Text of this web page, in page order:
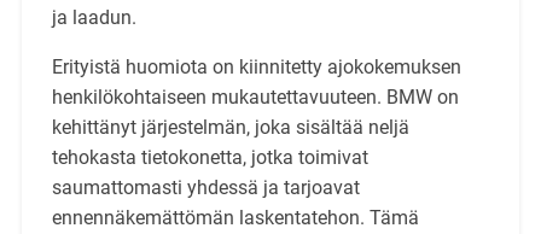
ja laadun.
Erityistä huomiota on kiinnitetty ajokokemuksen
henkilökohtaiseen mukautettavuuteen. BMW on
kehittänyt järjestelmän, joka sisältää neljä
tehokasta tietokonetta, jotka toimivat
saumattomasti yhdessä ja tarjoavat
ennennäkemättömän laskentatehon. Tämä